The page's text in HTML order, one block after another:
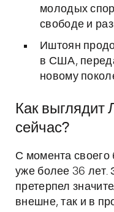
молодых
свободе и
Иштоян
в США,
новому
Как выглядит
сейчас?
С момента
уже более 36 лет.
претерпел
внешне, так и в